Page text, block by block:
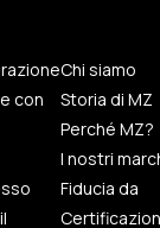
con
Chi siamo
Storia di MZ
Perché MZ?
I nostri
Fiducia da